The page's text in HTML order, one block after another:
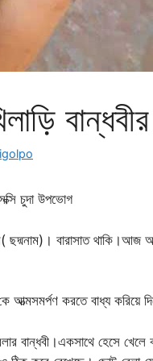
চুদা উপভোগ
ছদ্মনাম)। বারাসাত থাকি।আজ
আত্মসমর্পণ করতে বাধ্য
বান্ধবী।একসাথে হেসে খেলে